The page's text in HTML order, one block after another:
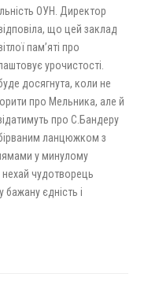
ОУН. Директор
що цей заклад
пам’яті про
урочистості.
досягнута, коли не
про Мельника, але й
про С.Бандеру
ланцюжком з
у минулому
чудотворець
єдність і